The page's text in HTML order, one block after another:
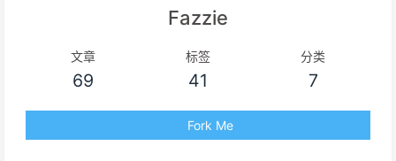
Fazzie
文章
69
标签
41
分类
7
Fork Me